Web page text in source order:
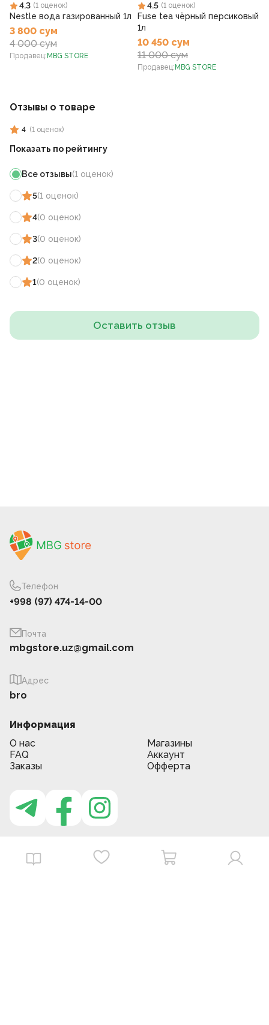
4.3 (1 оценок)
Nestle вода газированный 1л
3 800 сум
4 000 сум
Продавец: MBG STORE
4.5 (1 оценок)
Fuse tea чёрный персиковый
1л
10 450 сум
11 000 сум
Продавец: MBG STORE
Отзывы о товаре
4 (1 оценок)
Показать по рейтингу
Все отзывы(1 оценок)
5(1 оценок)
4(0 оценок)
3(0 оценок)
2(0 оценок)
1(0 оценок)
Оставить отзыв
Телефон
+998 (97) 474-14-00
Почта
mbgstore.uz@gmail.com
Адрес
bro
Информация
О нас
Магазины
FAQ
Аккаунт
Заказы
Офферта
Приложение MBG store